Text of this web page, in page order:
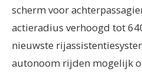
scherm voor
actieradius verhoogd tot
nieuwste
autonoom rijden mogelijk